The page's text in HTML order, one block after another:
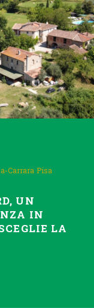
Carrara Pisa
UN
IN
LA